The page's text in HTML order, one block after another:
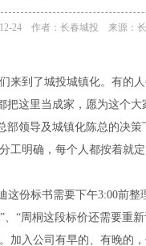
12-24 作者：长春城投 来源：
到了城投城镇化。有的人
这里当成家，愿为这个大
领导及城镇化陈总的决
工明确，每个人都按着就
这份标书需要下午3:00前
“周桐这段标价还需要重
加入公司有早的、有晚的